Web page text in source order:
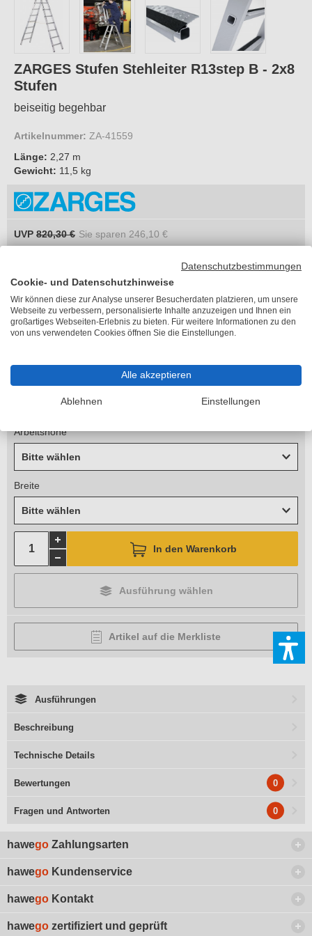
ZARGES Stufen Stehleiter R13step B - 2x8
Stufen
beiseitig begehbar
Artikelnummer: ZA-41559
Länge: 2,27 m
Gewicht: 11,5 kg
UVP 820,30 € Sie sparen 246,10 €
Lieferzeit 6-10 Arbeitstage
Länge
Bitte wählen
Arbeitshöhe
Bitte wählen
Breite
Bitte wählen
In den Warenkorb
Ausführung wählen
Artikel auf die Merkliste
Ausführungen
Beschreibung
Technische Details
Bewertungen 0
Fragen und Antworten 0
hawego Zahlungsarten
hawego Kundenservice
hawego Kontakt
hawego zertifiziert und geprüft
Datenschutzbestimmungen
Cookie- und Datenschutzhinweise
Wir können diese zur Analyse unserer Besucherdaten platzieren, um unsere
Webseite zu verbessern, personalisierte Inhalte anzuzeigen und Ihnen ein
großartiges Webseiten-Erlebnis zu bieten. Für weitere Informationen zu den
von uns verwendeten Cookies öffnen Sie die Einstellungen.
Alle akzeptieren
Ablehnen Einstellungen